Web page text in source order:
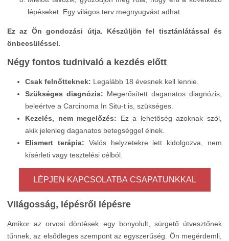
lépéseket. Egy világos terv megnyugvást adhat.
Ez az Ön gondozási útja. Készüljön fel tisztánlátással és
önbecsüléssel.
Négy fontos tudnivaló a kezdés előtt
Csak felnőtteknek: Legalább 18 évesnek kell lennie.
Szükséges diagnózis: Megerősített daganatos diagnózis,
beleértve a Carcinoma In Situ-t is, szükséges.
Kezelés, nem megelőzés: Ez a lehetőség azoknak szól,
akik jelenleg daganatos betegséggel élnek.
Elismert terápia: Valós helyzetekre lett kidolgozva, nem
kísérleti vagy tesztelési célból.
LÉPJEN KAPCSOLATBA CSAPATUNKKAL
Világosság, lépésről lépésre
Amikor az orvosi döntések egy bonyolult, sürgető útvesztőnek
tűnnek, az elsődleges szempont az egyszerűség. Ön megérdemli,